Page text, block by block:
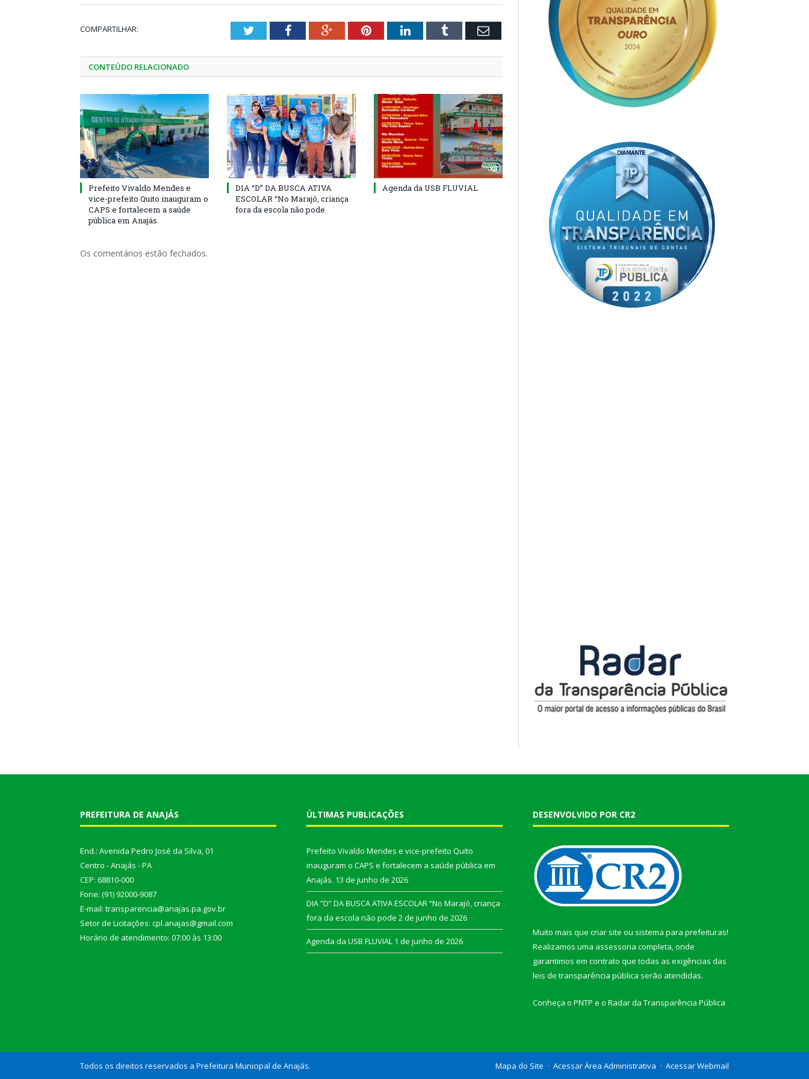
COMPARTILHAR: TwitterFacebookGoogle+PinterestLinkedInTumblr Email
CONTEÚDO RELACIONADO
Prefeito Vivaldo Mendes e
vice-prefeito Quito inauguram o
CAPS e fortalecem a saúde
pública em Anajás.
DIA “D” DA BUSCA ATIVA
ESCOLAR “No Marajó, criança
fora da escola não pode
Agenda da USB FLUVIAL
Os comentários estão fechados.
PREFEITURA DE ANAJÁS
End.: Avenida Pedro José da Silva, 01
Centro - Anajás - PA
CEP: 68810-000
Fone: (91) 92000-9087
E-mail: transparencia@anajas.pa.gov.br
Setor de Licitações: cpl.anajas@gmail.com
Horário de atendimento: 07:00 às 13:00
ÚLTIMAS PUBLICAÇÕES
Prefeito Vivaldo Mendes e vice-prefeito Quito
inauguram o CAPS e fortalecem a saúde pública em
Anajás. 13 de junho de 2026
DIA “D” DA BUSCA ATIVA ESCOLAR “No Marajó, criança
fora da escola não pode 2 de junho de 2026
Agenda da USB FLUVIAL 1 de junho de 2026
DESENVOLVIDO POR CR2
Muito mais que criar site ou sistema para prefeituras!
Realizamos uma assessoria completa, onde
garantimos em contrato que todas as exigências das
leis de transparência pública serão atendidas.
Conheça o PNTP e o Radar da Transparência Pública
Todos os direitos reservados a Prefeitura Municipal de Anajás. Mapa do Site Acessar Área Administrativa Acessar Webmail